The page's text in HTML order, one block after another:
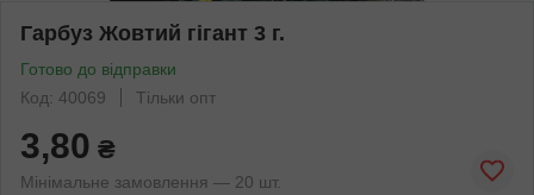
Гарбуз Жовтий гігант 3 г.
Готово до відправки
Код: 40069
Тільки опт
3,80 ₴
Мінімальне замовлення — 20 шт.